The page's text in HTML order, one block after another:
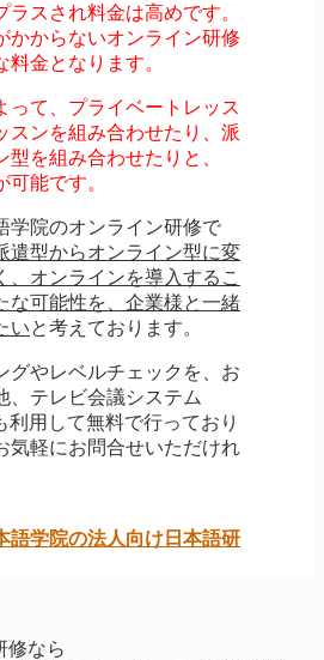
ラスされ料金は高めです。
かからないオンライン研修
金となります。
って、プライベートレッス
スンを組み合わせたり、派
を組み合わせたりと、
能です。
学院のオンライン研修で
遣型からオンライン型に変
、オンラインを導入するこ
な可能性を、企業様と一緒
いと考えております。
グやレベルチェックを、お
、テレビ会議システム
利用して無料で行っており
気軽にお問合せいただけれ
語学院の法人向け日本語研
修なら